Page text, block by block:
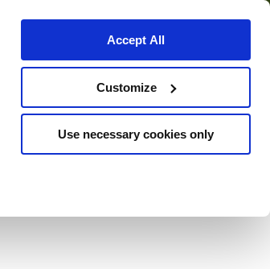
Accept All
Customize
Use necessary cookies only